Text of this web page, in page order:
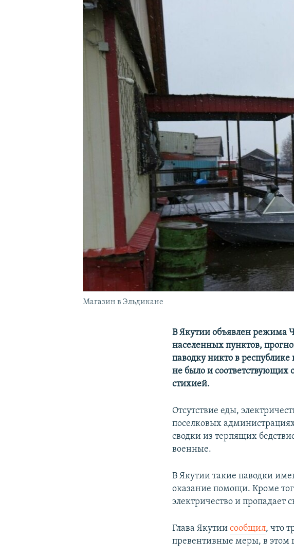
ПОДПИШИТЕСЬ НА РАССЫЛКУ
Магазин в Эльдикане
В Якутии объявлен режима
населенных пунктов,
паводку никто в
не было и
стихией.
Отсутствие еды,
поселковых
сводки из терпящих
военные.
В Якутии такие паводки
оказание помощи. Кроме
электричество и пропадает
Глава Якутиисообщил, что
превентивные меры, в этом